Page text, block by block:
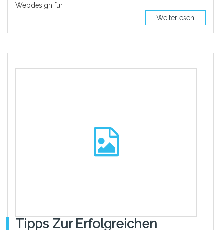
Webdesign für
Weiterlesen
Tipps Zur Erfolgreichen